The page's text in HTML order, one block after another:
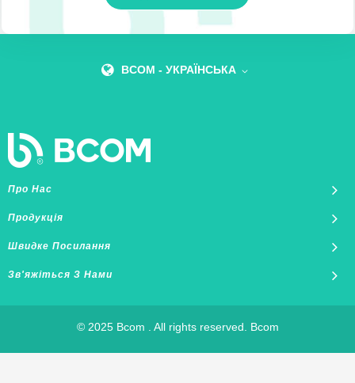
BCOM - УКРАЇНСЬКА
Про Нас
Продукція
Швидке Посилання
Зв'яжіться З Нами
© 2025 Bcom . All rights reserved. Bcom